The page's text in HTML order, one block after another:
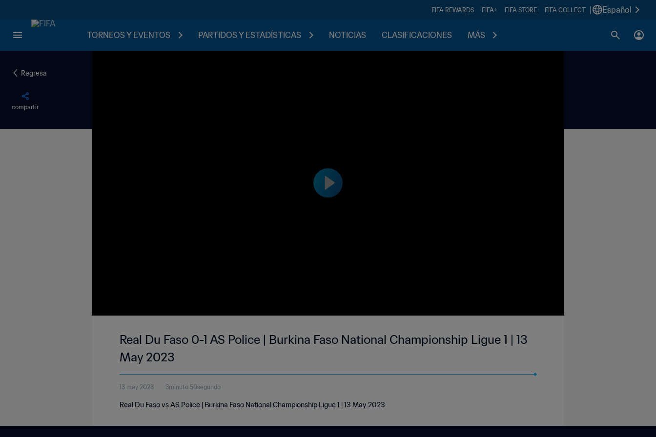
FIFA REWARDS FIFA+ FIFA STORE FIFA COLLECT Español
TORNEOS Y EVENTOS PARTIDOS Y ESTADÍSTICAS NOTICIAS CLASIFICACIONES MÁS
Regresa
compartir
Real Du Faso 0-1 AS Police | Burkina Faso National Championship Ligue 1 | 13
May 2023
13 may 2023 3minuto 50segundo
Real Du Faso vs AS Police | Burkina Faso National Championship Ligue 1 | 13 May 2023